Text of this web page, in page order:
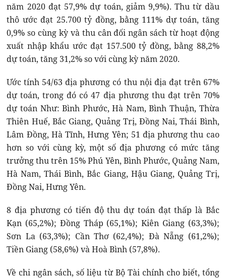
năm 2020 đạt 57,9% dự toán, giảm 9,9%). Thu từ dầu
thô ước đạt 25.700 tỷ đồng, bằng 111% dự toán, tăng
0,9% so cùng kỳ và thu cân đối ngân sách từ hoạt động
xuất nhập khẩu ước đạt 157.500 tỷ đồng, bằng 88,2%
dự toán, tăng 31,2% so với cùng kỳ năm 2020.
Ước tính 54/63 địa phương có thu nội địa đạt trên 67%
dự toán, trong đó có 47 địa phương thu đạt trên 70%
dự toán Như: Bình Phước, Hà Nam, Bình Thuận, Thừa
Thiên Huế, Bắc Giang, Quảng Trị, Đồng Nai, Thái Bình,
Lâm Đồng, Hà Tĩnh, Hưng Yên; 51 địa phương thu cao
hơn so với cùng kỳ, một số địa phương có mức tăng
trưởng thu trên 15% Phú Yên, Bình Phước, Quảng Nam,
Hà Nam, Thái Bình, Bắc Giang, Hậu Giang, Quảng Trị,
Đồng Nai, Hưng Yên.
8 địa phương có tiến độ thu dự toán đạt thấp là Bắc
Kạn (65,2%); Đồng Tháp (65,1%); Kiên Giang (63,3%);
Sơn La (63,3%); Cần Thơ (62,4%); Đà Nẵng (61,2%);
Tiền Giang (58,6%) và Hoà Bình (57,8%).
Về chi ngân sách, số liệu từ Bộ Tài chính cho biết, tổng